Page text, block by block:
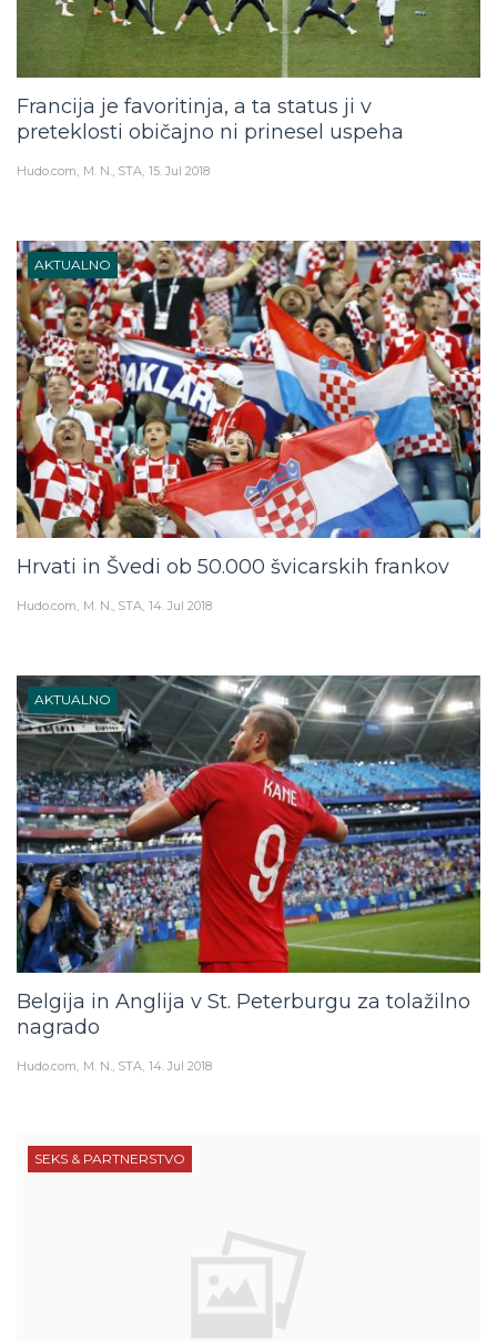
Francija je favoritinja, a ta status ji v
preteklosti običajno ni prinesel uspeha
Hudo.com M. N., STA 15. Jul 2018
AKTUALNO
Hrvati in Švedi ob 50.000 švicarskih frankov
Hudo.com M. N., STA 14. Jul 2018
AKTUALNO
Belgija in Anglija v St. Peterburgu za tolažilno
nagrado
Hudo.com M. N., STA 14. Jul 2018
SEKS & PARTNERSTVO